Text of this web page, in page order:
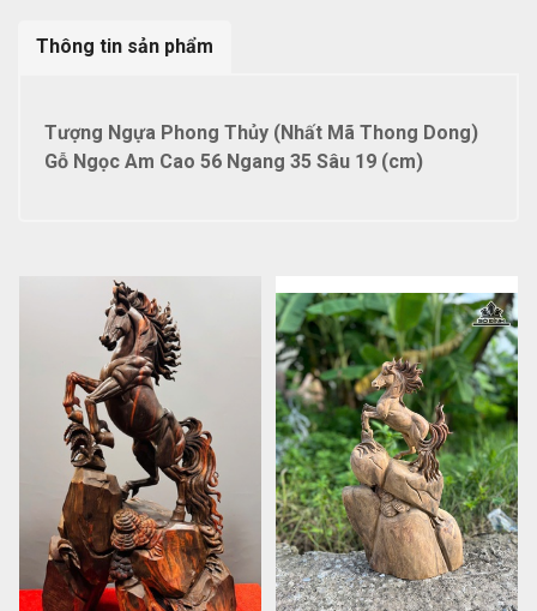
Thông tin sản phẩm
Tượng Ngựa Phong Thủy (Nhất Mã Thong Dong)
Gỗ Ngọc Am Cao 56 Ngang 35 Sâu 19 (cm)